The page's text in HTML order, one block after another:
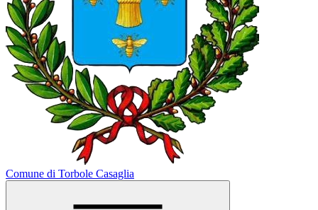
Comune di Torbole Casaglia